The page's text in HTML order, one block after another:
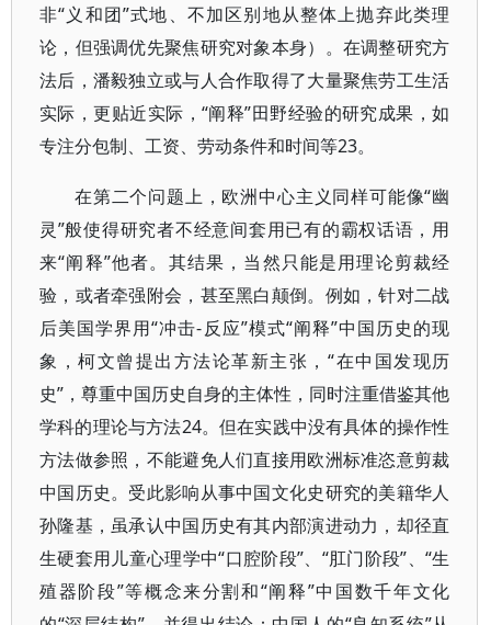
非“义和团”式地、不加区别地从整体上抛弃此类理
论，但强调优先聚焦研究对象本身）。在调整研究方
法后，潘毅独立或与人合作取得了大量聚焦劳工生活
实际，更贴近实际，“阐释”田野经验的研究成果，如
专注分包制、工资、劳动条件和时间等23。
在第二个问题上，欧洲中心主义同样可能像“幽
灵”般使得研究者不经意间套用已有的霸权话语，用
来“阐释”他者。其结果，当然只能是用理论剪裁经
验，或者牵强附会，甚至黑白颠倒。例如，针对二战
后美国学界用“冲击-反应”模式“阐释”中国历史的现
象，柯文曾提出方法论革新主张，“在中国发现历
史”，尊重中国历史自身的主体性，同时注重借鉴其他
学科的理论与方法24。但在实践中没有具体的操作性
方法做参照，不能避免人们直接用欧洲标准恣意剪裁
中国历史。受此影响从事中国文化史研究的美籍华人
孙隆基，虽承认中国历史有其内部演进动力，却径直
生硬套用儿童心理学中“口腔阶段”、“肛门阶段”、“生
殖器阶段”等概念来分割和“阐释”中国数千年文化